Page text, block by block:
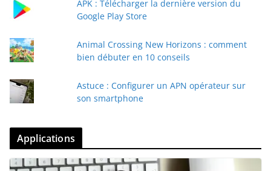
APK : Télécharger la dernière version du
Google Play Store
Animal Crossing New Horizons : comment
bien débuter en 10 conseils
Astuce : Configurer un APN opérateur sur
son smartphone
Applications